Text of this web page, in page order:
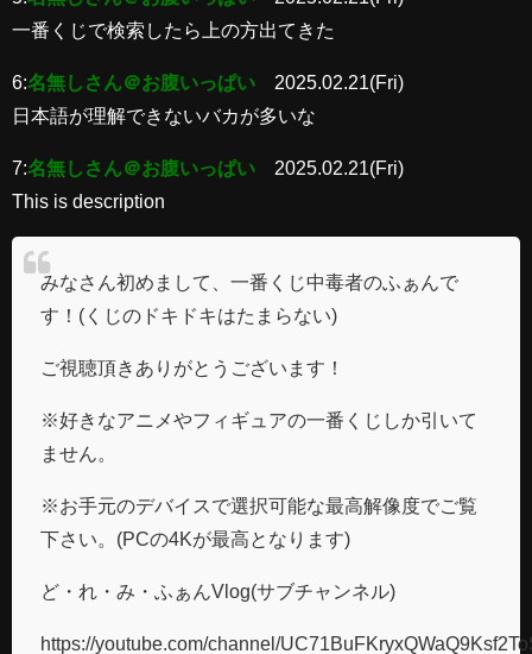
一番くじで検索したら上の方出てきた
6:名無しさん＠お腹いっぱい
2025.02.21(Fri)
日本語が理解できないバカが多いな
7:名無しさん＠お腹いっぱい
2025.02.21(Fri)
This is description
みなさん初めまして、一番くじ中毒者のふぁんで
す！(くじのドキドキはたまらない)
ご視聴頂きありがとうございます！
※好きなアニメやフィギュアの一番くじしか引いて
ません。
※お手元のデバイスで選択可能な最高解像度でご覧
下さい。(PCの4Kが最高となります)
ど・れ・み・ふぁんVlog(サブチャンネル)
https://youtube.com/channel/